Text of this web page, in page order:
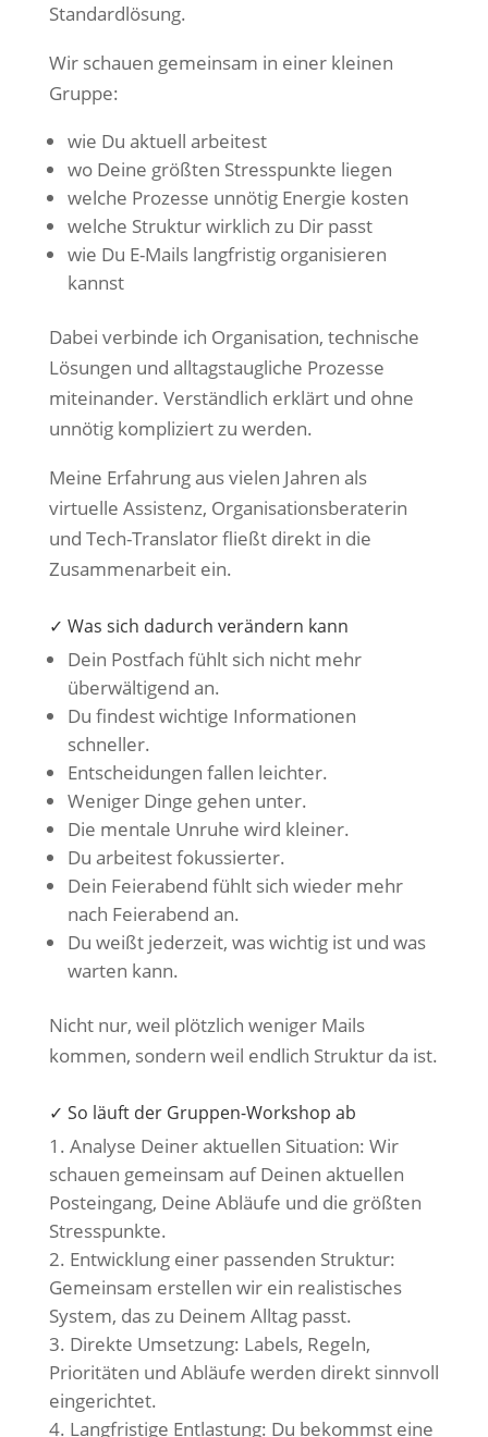
Standardlösung.
Wir schauen gemeinsam in einer kleinen
Gruppe:
wie Du aktuell arbeitest
wo Deine größten Stresspunkte liegen
welche Prozesse unnötig Energie kosten
welche Struktur wirklich zu Dir passt
wie Du E-Mails langfristig organisieren
kannst
Dabei verbinde ich Organisation, technische
Lösungen und alltagstaugliche Prozesse
miteinander. Verständlich erklärt und ohne
unnötig kompliziert zu werden.
Meine Erfahrung aus vielen Jahren als
virtuelle Assistenz, Organisationsberaterin
und Tech-Translator fließt direkt in die
Zusammenarbeit ein.
✓ Was sich dadurch verändern kann
Dein Postfach fühlt sich nicht mehr
überwältigend an.
Du findest wichtige Informationen
schneller.
Entscheidungen fallen leichter.
Weniger Dinge gehen unter.
Die mentale Unruhe wird kleiner.
Du arbeitest fokussierter.
Dein Feierabend fühlt sich wieder mehr
nach Feierabend an.
Du weißt jederzeit, was wichtig ist und was
warten kann.
Nicht nur, weil plötzlich weniger Mails
kommen, sondern weil endlich Struktur da ist.
✓ So läuft der Gruppen-Workshop ab
Analyse Deiner aktuellen Situation: Wir
schauen gemeinsam auf Deinen aktuellen
Posteingang, Deine Abläufe und die größten
Stresspunkte.
Entwicklung einer passenden Struktur:
Gemeinsam erstellen wir ein realistisches
System, das zu Deinem Alltag passt.
Direkte Umsetzung: Labels, Regeln,
Prioritäten und Abläufe werden direkt sinnvoll
eingerichtet.
Langfristige Entlastung: Du bekommst eine